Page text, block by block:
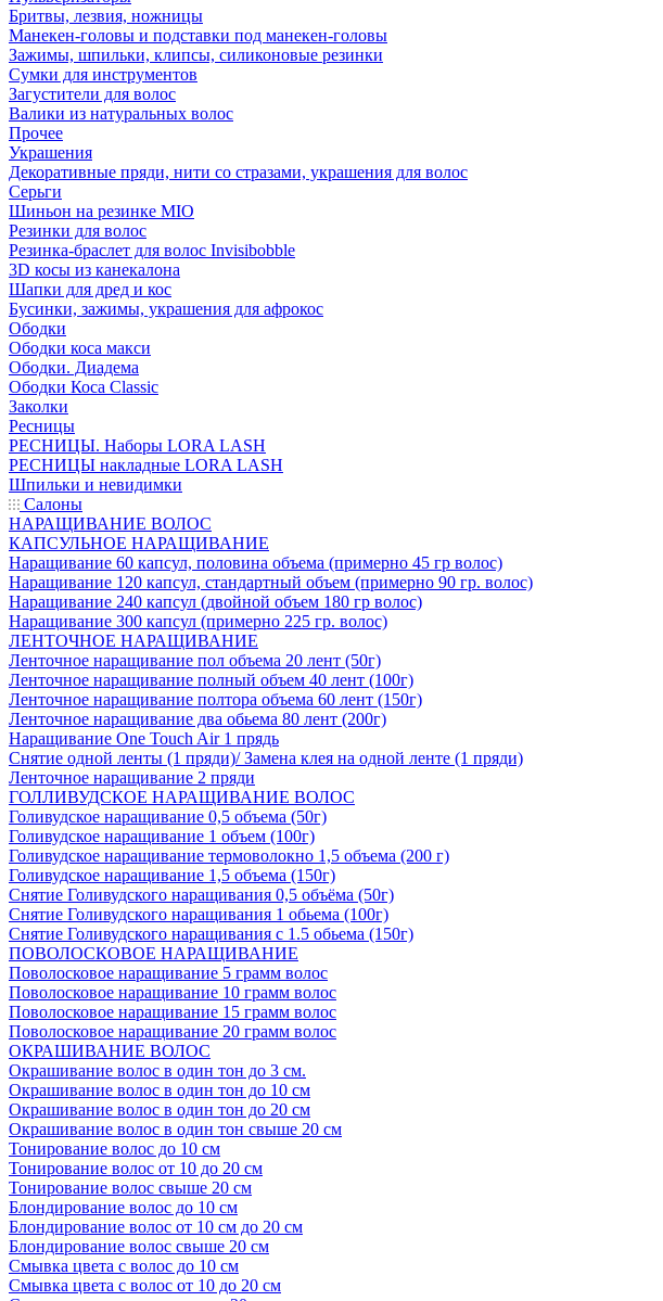
Бритвы, лезвия, ножницы
Манекен-головы и подставки под манекен-головы
Зажимы, шпильки, клипсы, силиконовые резинки
Сумки для инструментов
Загустители для волос
Валики из натуральных волос
Прочее
Украшения
Декоративные пряди, нити со стразами, украшения для волос
Серьги
Шиньон на резинке MIO
Резинки для волос
Резинка-браслет для волос Invisibobble
3D косы из канекалона
Шапки для дред и кос
Бусинки, зажимы, украшения для афрокос
Ободки
Ободки коса макси
Ободки. Диадема
Ободки Коса Classic
Заколки
Ресницы
РЕСНИЦЫ. Наборы LORA LASH
РЕСНИЦЫ накладные LORA LASH
Шпильки и невидимки
Салоны
НАРАЩИВАНИЕ ВОЛОС
КАПСУЛЬНОЕ НАРАЩИВАНИЕ
Наращивание 60 капсул, половина объема (примерно 45 гр волос)
Наращивание 120 капсул, стандартный объем (примерно 90 гр. волос)
Наращивание 240 капсул (двойной объем 180 гр волос)
Наращивание 300 капсул (примерно 225 гр. волос)
ЛЕНТОЧНОЕ НАРАЩИВАНИЕ
Ленточное наращивание пол объема 20 лент (50г)
Ленточное наращивание полный объем 40 лент (100г)
Ленточное наращивание полтора объема 60 лент (150г)
Ленточное наращивание два обьема 80 лент (200г)
Наращивание One Touch Air 1 прядь
Снятие одной ленты (1 пряди)/ Замена клея на одной ленте (1 пряди)
Ленточное наращивание 2 пряди
ГОЛЛИВУДСКОЕ НАРАЩИВАНИЕ ВОЛОС
Голивудское наращивание 0,5 объема (50г)
Голивудское наращивание 1 объем (100г)
Голивудское наращивание термоволокно 1,5 объема (200 г)
Голивудское наращивание 1,5 объема (150г)
Снятие Голивудского наращивания 0,5 объёма (50г)
Снятие Голивудского наращивания 1 обьема (100г)
Снятие Голивудского наращивания с 1.5 обьема (150г)
ПОВОЛОСКОВОЕ НАРАЩИВАНИЕ
Поволосковое наращивание 5 грамм волос
Поволосковое наращивание 10 грамм волос
Поволосковое наращивание 15 грамм волос
Поволосковое наращивание 20 грамм волос
ОКРАШИВАНИЕ ВОЛОС
Окрашивание волос в один тон до 3 см.
Окрашивание волос в один тон до 10 см
Окрашивание волос в один тон до 20 см
Окрашивание волос в один тон свыше 20 см
Тонирование волос до 10 см
Тонирование волос от 10 до 20 см
Тонирование волос свыше 20 см
Блондирование волос до 10 см
Блондирование волос от 10 см до 20 см
Блондирование волос свыше 20 см
Смывка цвета с волос до 10 см
Смывка цвета с волос от 10 до 20 см